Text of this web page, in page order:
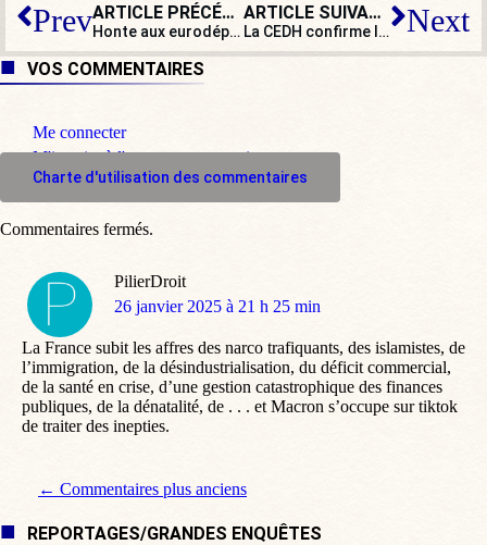
Prev ARTICLE PRÉCÉDENT
Honte aux eurodéputés français qui ont refusé de soutenir Boualem Sansal !
ARTICLE SUIVANT
La CEDH confirme la sanction de CNews par l’Arcom, pour des propos de Zemmour Next
VOS COMMENTAIRES
Me connecter
M'inscrire à l'espace commentaire
Charte d'utilisation des commentaires
PilierDroit
dit
26 janvier 2025 à 21 h 25 min
La France subit les affres des narco trafiquants, des islamistes, de
l’immigration, de la désindustrialisation, du déficit commercial,
de la santé en crise, d’une gestion catastrophique des finances
publiques, de la dénatalité, de . . . et Macron s’occupe sur tiktok
de traiter des inepties.
Navigation de commentaire
← Commentaires plus anciens
Commentaires fermés.
REPORTAGES/GRANDES ENQUÊTES